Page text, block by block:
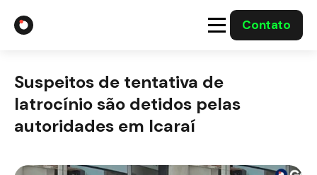
Contato
Soluções
Suspeitos de tentativa de
latrocínio são detidos pelas
autoridades em Icaraí